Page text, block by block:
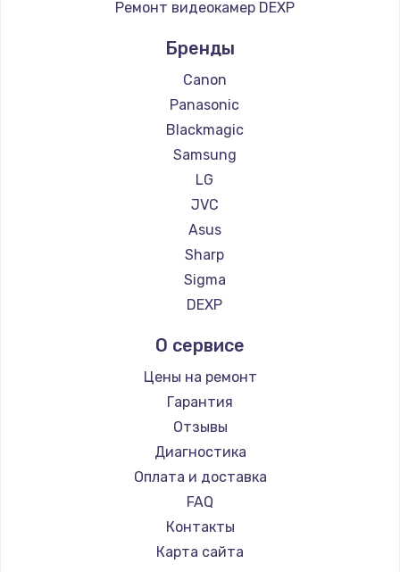
Ремонт видеокамер DEXP
Бренды
Canon
Panasonic
Blackmagic
Samsung
LG
JVC
Asus
Sharp
Sigma
DEXP
О сервисе
Цены на ремонт
Гарантия
Отзывы
Диагностика
Оплата и доставка
FAQ
Контакты
Карта сайта